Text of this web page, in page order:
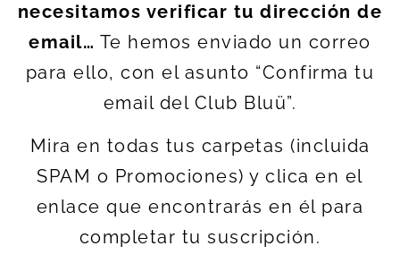
necesitamos verificar tu dirección de
email… Te hemos enviado un correo
para ello, con el asunto “Confirma tu
email del Club Bluü”.
Mira en todas tus carpetas (incluida
SPAM o Promociones) y clica en el
enlace que encontrarás en él para
completar tu suscripción.